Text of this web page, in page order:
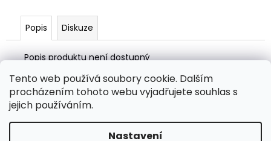
Tento web používá soubory cookie. Dalším
procházením tohoto webu vyjadřujete souhlas s
jejich používáním.
Nastavení
Popis Diskuze
Popis produktu není dostupný
BOX
382
Kč
á Zboží.cz Heureka.cz